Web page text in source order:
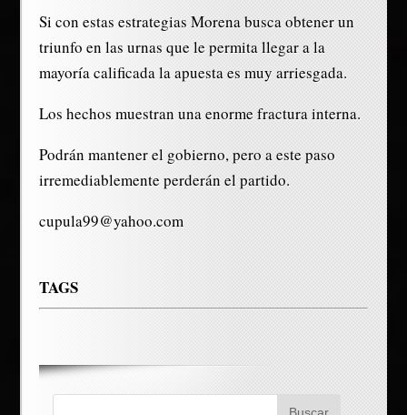
Si con estas estrategias Morena busca obtener un
triunfo en las urnas que le permita llegar a la
mayoría calificada la apuesta es muy arriesgada.
Los hechos muestran una enorme fractura interna.
Podrán mantener el gobierno, pero a este paso
irremediablemente perderán el partido.
cupula99@yahoo.com
TAGS